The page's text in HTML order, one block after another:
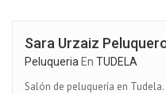
Sara Urzaiz
Peluqueria En TUDELA
Salón de peluquería en